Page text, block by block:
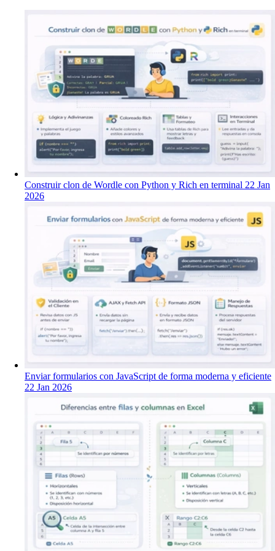
Construir clon de Wordle con Python y Rich en terminal 22 Jan
2026
Enviar formularios con JavaScript de forma moderna y eficiente
22 Jan 2026